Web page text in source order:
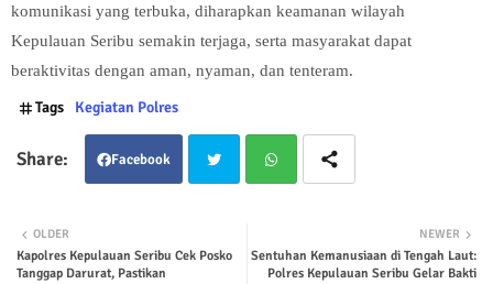
komunikasi yang terbuka, diharapkan keamanan wilayah
Kepulauan Seribu semakin terjaga, serta masyarakat dapat
beraktivitas dengan aman, nyaman, dan tenteram.
Tags Kegiatan Polres
Facebook
ter tsap
NEWER
Sentuhan Kemanusiaan di Tengah Laut:
Polres Kepulauan Seribu Gelar Bakti
OLDER
Kapolres Kepulauan Seribu Cek Posko
Tanggap Darurat, Pastikan